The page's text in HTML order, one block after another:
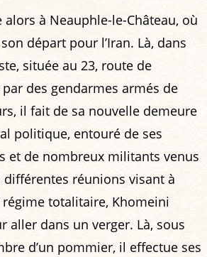
alors à Neauphle-le-Château, où
départ pour l’Iran. Là, dans
située au 23, route de
par des gendarmes armés de
il fait de sa nouvelle demeure
politique, entouré de ses
et de nombreux militants venus
différentes réunions visant à
totalitaire, Khomeini
aller dans un verger. Là, sous
d’un pommier, il effectue ses